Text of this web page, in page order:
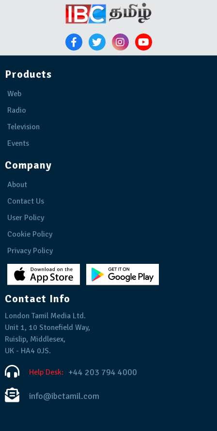
Products
Web
Radio
Television
Events
Company
About
Contact Us
User Policy
Cookie Policy
Privacy Policy
Contact Info
London Tamil Media Ltd.
Unit 1, 10 Stonefield Way,
Ruislip, Middlesex,
UK - HA4 0JS.
Help Desk: +44 203 794 4000
info@ibctamil.com